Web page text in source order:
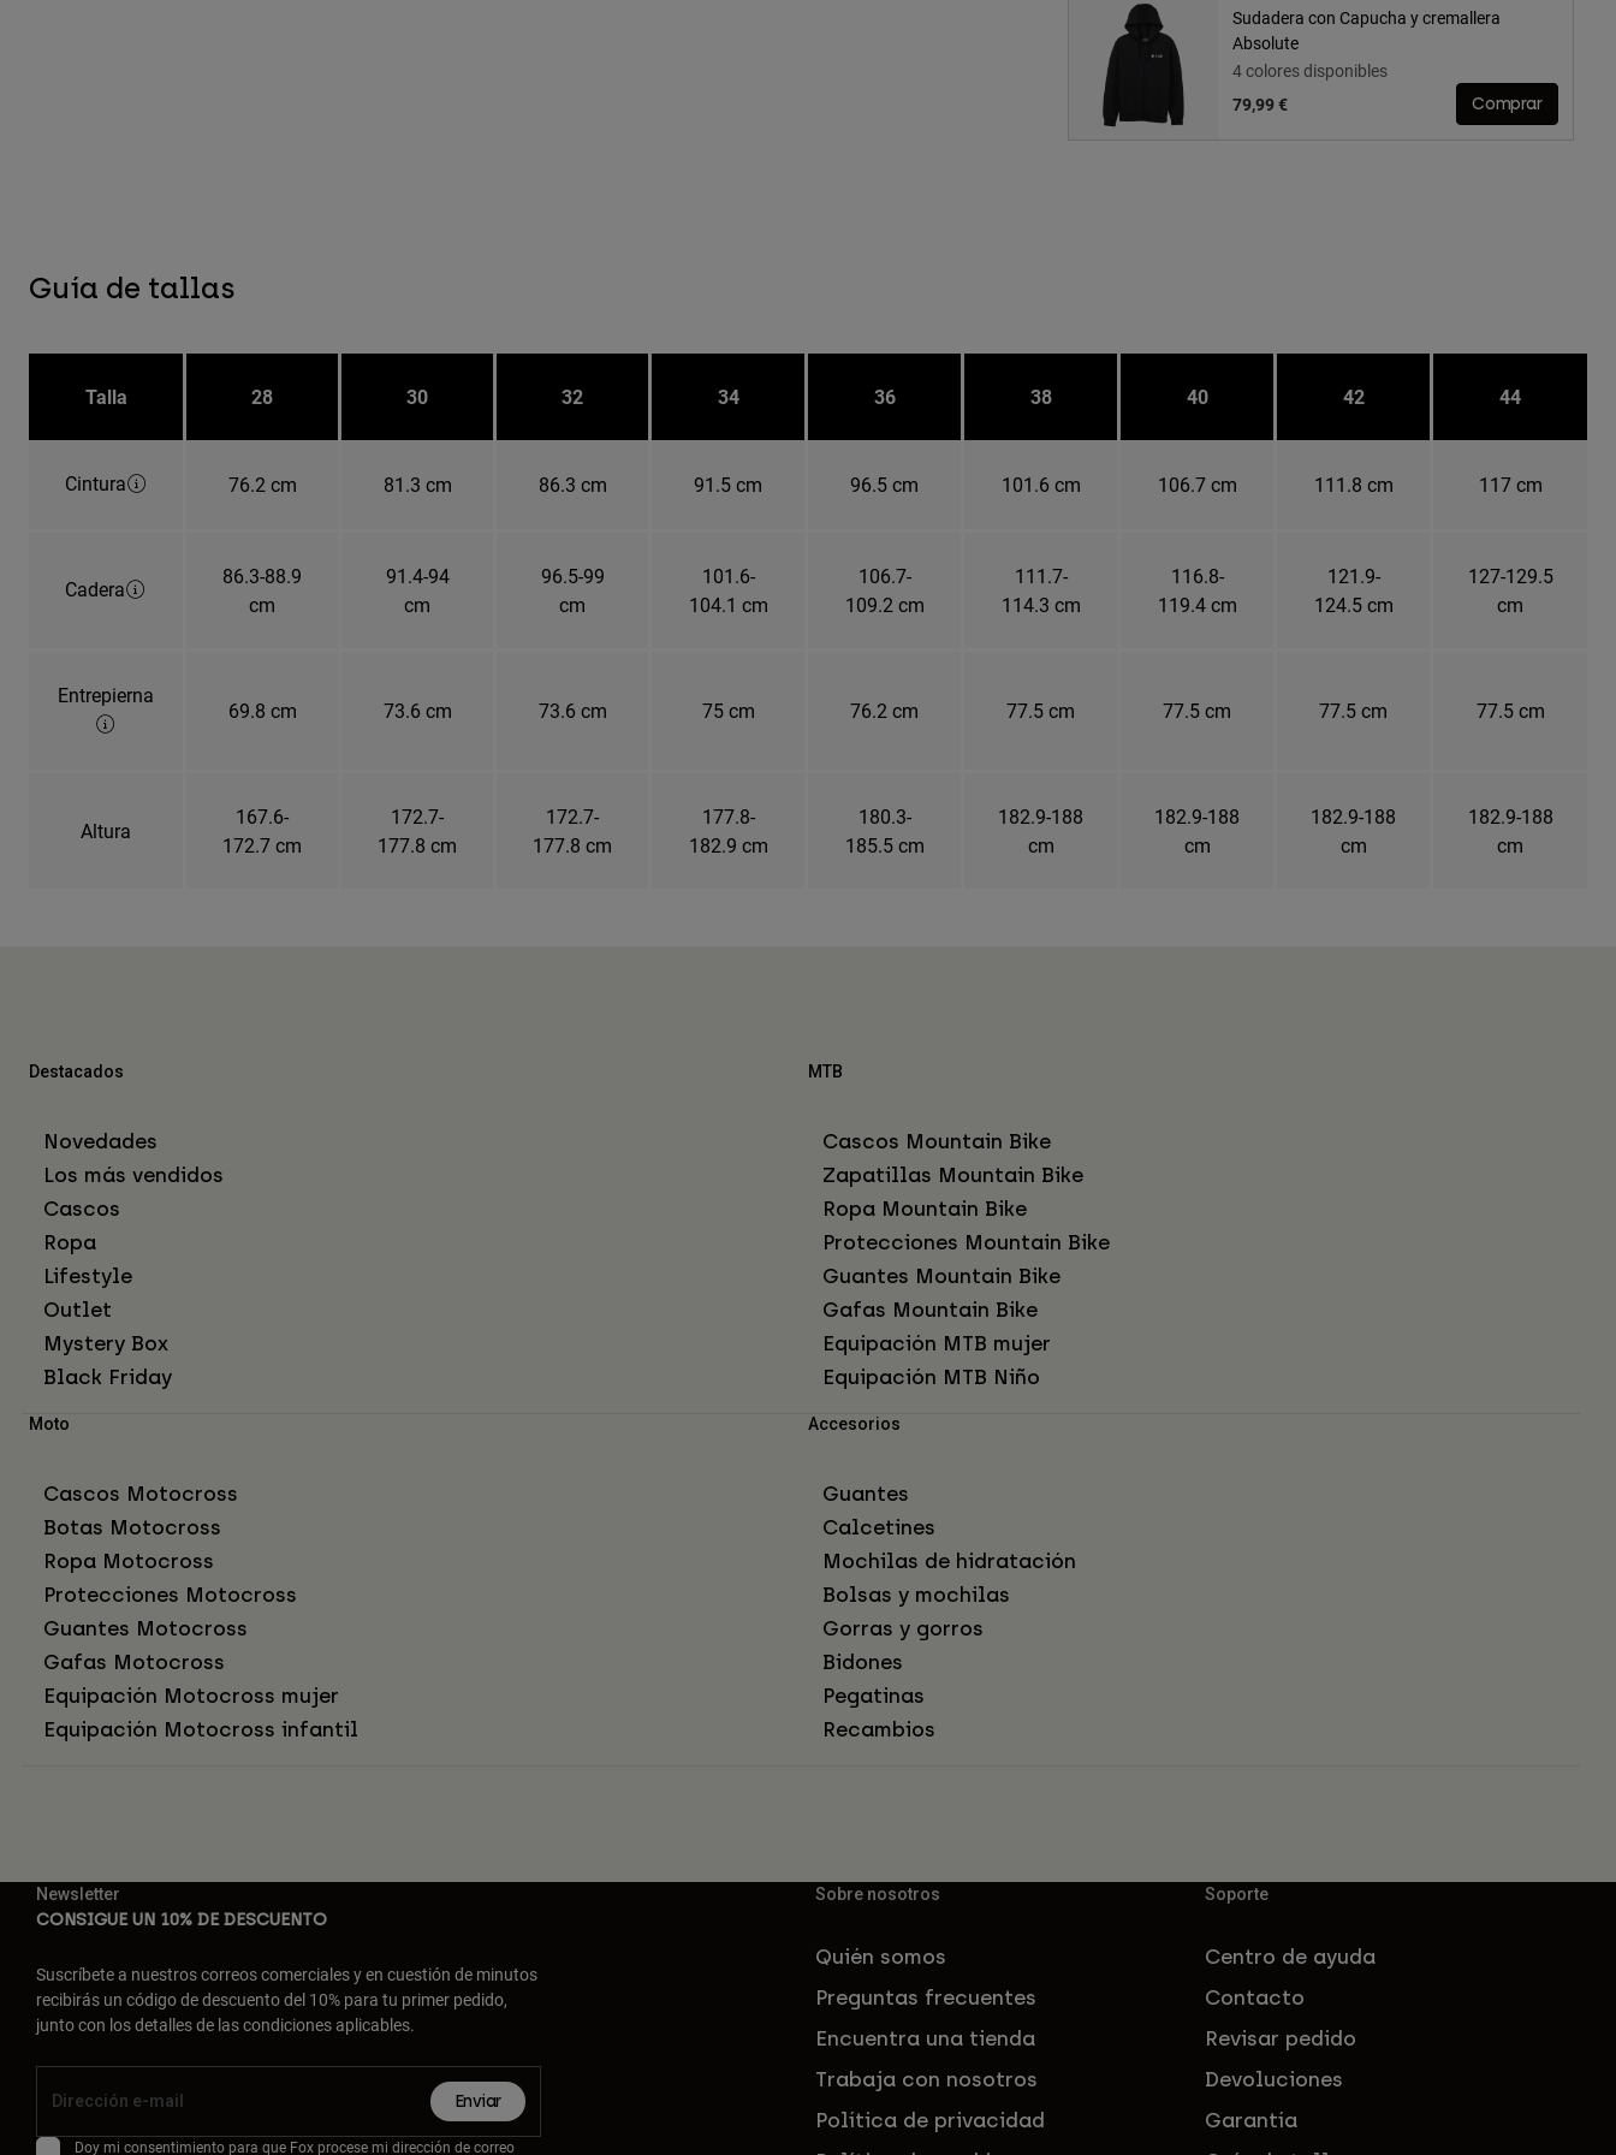
Sudadera con Capucha y cremallera
Absolute
4 colores disponibles
79,99 €
Comprar
Guía de tallas
Talla 28 30 32 34 36 38 40 42 44
Cintura 76.2 cm 81.3 cm 86.3 cm 91.5 cm 96.5 cm 101.6 cm 106.7 cm 111.8 cm 117 cm
Cadera
86.3-88.9
cm
91.4-94
cm
96.5-99
cm
101.6-
104.1 cm
106.7-
109.2 cm
111.7-
114.3 cm
116.8-
119.4 cm
121.9-
124.5 cm
127-129.5
cm
Entrepierna
69.8 cm 73.6 cm 73.6 cm 75 cm 76.2 cm 77.5 cm 77.5 cm 77.5 cm 77.5 cm
Altura
167.6-
172.7 cm
172.7-
177.8 cm
172.7-
177.8 cm
177.8-
182.9 cm
180.3-
185.5 cm
182.9-188
cm
182.9-188
cm
182.9-188
cm
182.9-188
cm
Destacados
Novedades
Los más vendidos
Cascos
Ropa
Lifestyle
Outlet
Mystery Box
Black Friday
MTB
Cascos Mountain Bike
Zapatillas Mountain Bike
Ropa Mountain Bike
Protecciones Mountain Bike
Guantes Mountain Bike
Gafas Mountain Bike
Equipación MTB mujer
Equipación MTB Niño
Moto
Cascos Motocross
Botas Motocross
Ropa Motocross
Protecciones Motocross
Guantes Motocross
Gafas Motocross
Equipación Motocross mujer
Equipación Motocross infantil
Accesorios
Guantes
Calcetines
Mochilas de hidratación
Bolsas y mochilas
Gorras y gorros
Bidones
Pegatinas
Recambios
Newsletter
CONSIGUE UN 10% DE DESCUENTO
Suscríbete a nuestros correos comerciales y en cuestión de minutos
recibirás un código de descuento del 10% para tu primer pedido,
junto con los detalles de las condiciones aplicables.
Enviar
Doy mi consentimiento para que Fox procese mi dirección de correo
Sobre nosotros
Quién somos
Preguntas frecuentes
Encuentra una tienda
Trabaja con nosotros
Política de privacidad
Soporte
Centro de ayuda
Contacto
Revisar pedido
Devoluciones
Garantía